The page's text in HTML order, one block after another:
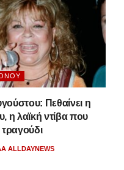
Πεθαίνει η
η λαϊκή ντίβα που
ALLDAYNEWS